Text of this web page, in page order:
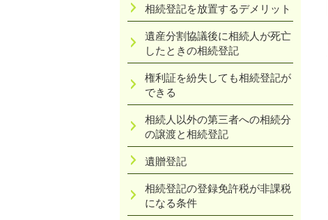
相続登記を放置するデメリット
遺産分割協議後に相続人が死亡
したときの相続登記
権利証を紛失しても相続登記が
できる
相続人以外の第三者への相続分
の譲渡と相続登記
遺贈登記
相続登記の登録免許税が非課税
になる条件